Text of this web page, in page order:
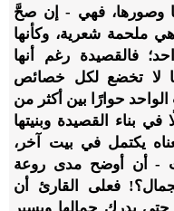
وصورها، فهي - إن صحَّ
ملحمة شعرية، وكأنها
فالقصيدة رغم أنها
لا تخضع لكل خصائص
حوارًا بين أكثر من
بناء القصيدة وبنيتها
يكتمل في بيت آخر،
- أن أوضح مدى روعة
فعلى القارئ أن